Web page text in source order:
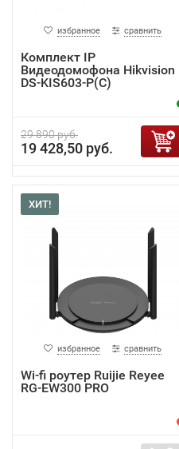
избранное сравнить
Комплект IP
Видеодомофона Hikvision
DS-KIS603-P(C)
29 890 руб.
19 428,50 руб.
ХИТ!
избранное сравнить
Wi-fi роутер Ruijie Reyee
RG-EW300 PRO